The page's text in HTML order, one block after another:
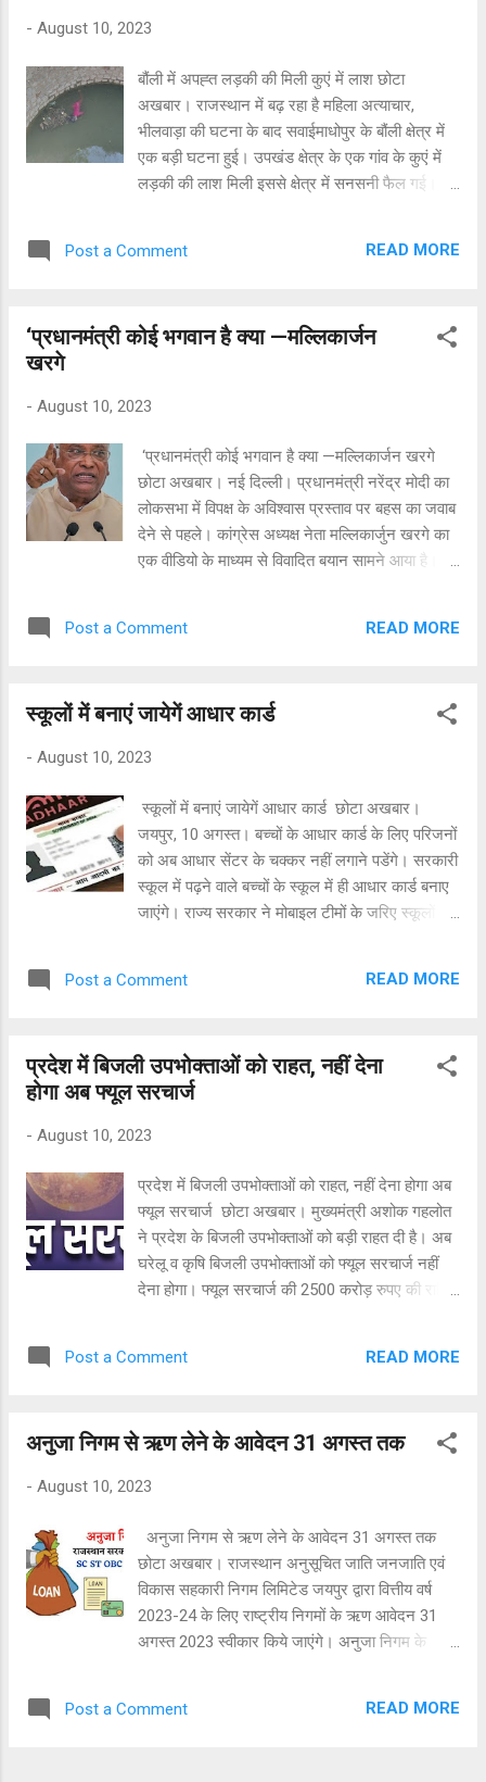
- August 10, 2023
बौंली में अपह्त लड़की की मिली कुएं में लाश छोटा
अखबार। राजस्थान में बढ़ रहा है महिला अत्याचार,
भीलवाड़ा की घटना के बाद सवाईमाधोपुर के बौंली क्षेत्र में
एक बड़ी घटना हुई। उपखंड क्षेत्र के एक गांव के कुएं में
लड़की की लाश मिली इससे क्षेत्र में सनसनी फैल गई।
आरोप लगाया था। कुएं में लाश मिलने के बाद पुलिस
प्रशासन द्वारा समझाया जा रहा है।
Post a Comment READ MORE
‘प्रधानमंत्री कोई भगवान है क्या —मल्लिकार्जन
खरगे
- August 10, 2023
‘प्रधानमंत्री कोई भगवान है क्या —मल्लिकार्जन खरगे
छोटा अखबार। नई दिल्ली। प्रधानमंत्री नरेंद्र मोदी का
लोकसभा में विपक्ष के अविश्वास प्रस्ताव पर बहस का जवाब
देने से पहले। कांग्रेस अध्यक्ष नेता मल्लिकार्जुन खरगे का
एक वीडियो के माध्यम से विवादित बयान सामने आया है।
पक्ष की ओर से बताया गया कि प्रधानमंत्री आज संसद
के आने से क्या होने वाला है? क्या परमात्मा है वो? ये कोई
लगातार हंगामा जारी है। विपक्ष की मांग है कि प्रधानमंत्री
नरेंद्र मोदी को सदन में आना चाहिए और इस पर अपना
पक्ष रखना चाहिए। वहीं सरकार चर्चा के लिए तैयार है और
गृह मंत्री होने के नाते अमित शाह बयान जारी करने को
तैयार हैं, लेकिन विपक्षी पीएम मोदी के नाम पर अड़ा रहा।
विपक्ष इसी क्रम में अविश्वास प्रस्ताव लेकर आया, ताकि
पीएम को सदन में आ...
Post a Comment READ MORE
स्कूलों में बनाएं जायेगें आधार कार्ड
- August 10, 2023
स्कूलों में बनाएं जायेगें आधार कार्ड छोटा अखबार।
जयपुर, 10 अगस्त। बच्चों के आधार कार्ड के लिए परिजनों
को अब आधार सेंटर के चक्कर नहीं लगाने पडेंगे। सरकारी
स्कूल में पढ़ने वाले बच्चों के स्कूल में ही आधार कार्ड बनाए
जाएंगे। राज्य सरकार ने मोबाइल टीमों के जरिए स्कूलों में
टीम को शिक्षा विभागीय अधिकारी रूट चार्ट बना कर देंगे।
Post a Comment READ MORE
प्रदेश में बिजली उपभोक्ताओं को राहत, नहीं देना
होगा अब फ्यूल सरचार्ज
- August 10, 2023
प्रदेश में बिजली उपभोक्ताओं को राहत, नहीं देना होगा अब
फ्यूल सरचार्ज छोटा अखबार। मुख्यमंत्री अशोक गहलोत
ने प्रदेश के बिजली उपभोक्ताओं को बड़ी राहत दी है। अब
घरेलू व कृषि बिजली उपभोक्ताओं को फ्यूल सरचार्ज नहीं
देना होगा। फ्यूल सरचार्ज की 2500 करोड़ रुपए की राशि
शुभारंभ समारोह में यह घोषणा की। उल्लेखनीय है कि राज्य
रही है। पूर्व में मुख्यमंत्री ने घरेलू उपभोक्ताओं के लिए 200
घोषणा की थी। अब इसका दायरा और बढ़ाते हुए समस्त
घरेलू एवं कृषि उपभोक्ताओं के लिए फ्यूल सरचार्ज समाप्त
करने की घोषणा की गई है।
Post a Comment READ MORE
अनुजा निगम से ऋण लेने के आवेदन 31 अगस्त तक
- August 10, 2023
अनुजा निगम से ऋण लेने के आवेदन 31 अगस्त तक
छोटा अखबार। राजस्थान अनुसूचित जाति जनजाति एवं
विकास सहकारी निगम लिमिटेड जयपुर द्वारा वित्तीय वर्ष
2023-24 के लिए राष्ट्रीय निगमों के ऋण आवेदन 31
अगस्त 2023 स्वीकार किये जाएंगे। अनुजा निगम के
गया है। जिसमें अनुसूचित जाति, अनुसूचित जनजाति,
Post a Comment READ MORE